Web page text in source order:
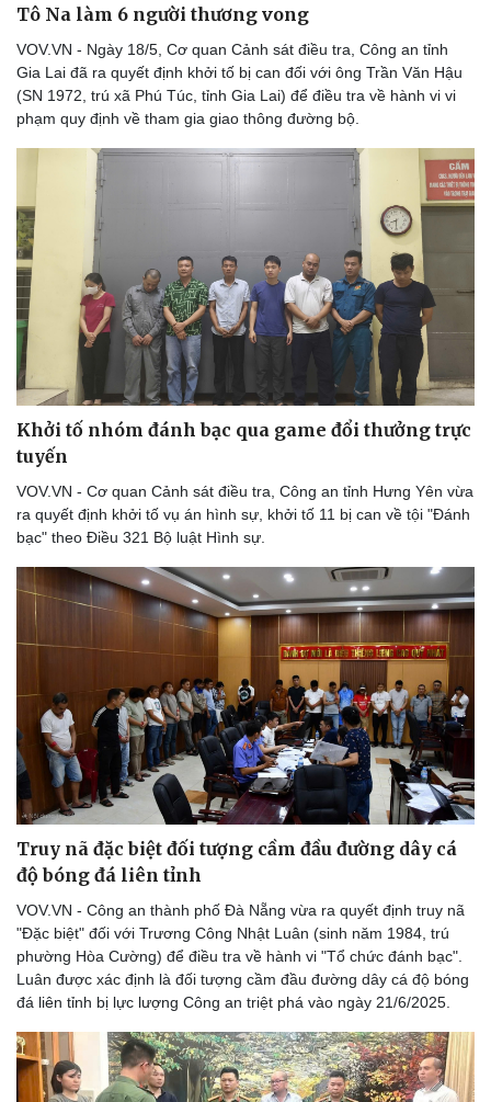
Tô Na làm 6 người thương vong
VOV.VN - Ngày 18/5, Cơ quan Cảnh sát điều tra, Công an tỉnh
Gia Lai đã ra quyết định khởi tố bị can đối với ông Trần Văn Hậu
(SN 1972, trú xã Phú Túc, tỉnh Gia Lai) để điều tra về hành vi vi
phạm quy định về tham gia giao thông đường bộ.
Khởi tố nhóm đánh bạc qua game đổi thưởng trực
tuyến
VOV.VN - Cơ quan Cảnh sát điều tra, Công an tỉnh Hưng Yên vừa
ra quyết định khởi tố vụ án hình sự, khởi tố 11 bị can về tội "Đánh
bạc" theo Điều 321 Bộ luật Hình sự.
Truy nã đặc biệt đối tượng cầm đầu đường dây cá
độ bóng đá liên tỉnh
VOV.VN - Công an thành phố Đà Nẵng vừa ra quyết định truy nã
"Đặc biệt" đối với Trương Công Nhật Luân (sinh năm 1984, trú
phường Hòa Cường) để điều tra về hành vi "Tổ chức đánh bạc".
Luân được xác định là đối tượng cầm đầu đường dây cá độ bóng
đá liên tỉnh bị lực lượng Công an triệt phá vào ngày 21/6/2025.